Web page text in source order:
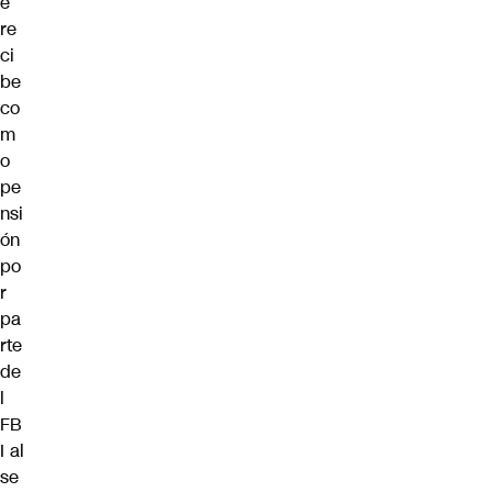
re
ci
be
co
m
o
pe
nsi
ón
po
r
pa
rte
de
l
FB
I al
se